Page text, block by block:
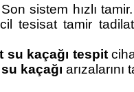
sistem hızlı
tesisat tamir
su kaçağı tespit
su kaçağı